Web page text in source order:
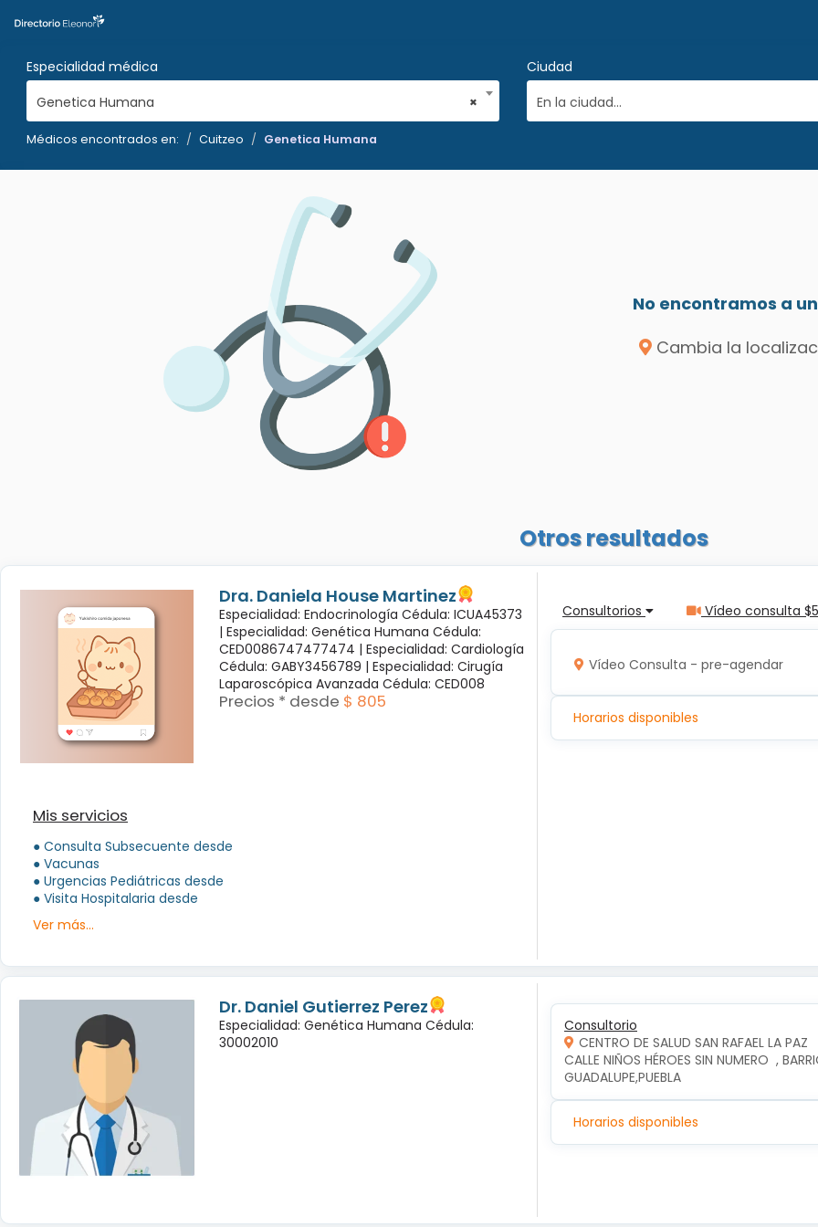
Especialidad médica
×
Genetica Humana
Ciudad
En la ciudad...
Médicos encontrados en: Cuitzeo Genetica Humana
No encontramos a
Cambia la
Otros resultados
Dra. Daniela House Martinez
Especialidad: Endocrinología Cédula: ICUA45373
| Especialidad: Genética Humana Cédula:
CED0086747477474 | Especialidad: Cardiología
Cédula: GABY3456789 | Especialidad: Cirugía
Laparoscópica Avanzada Cédula: CED008
Precios * desde $ 805
Mis servicios
● Consulta Subsecuente desde
● Vacunas
● Urgencias Pediátricas desde
● Visita Hospitalaria desde
Ver más...
Consultorios Vídeo consulta
Vídeo Consulta - pre-agendar
Horarios disponibles
Dr. Daniel Gutierrez Perez
Especialidad: Genética Humana Cédula:
30002010
Consultorio
CENTRO DE SALUD SAN RAFAEL LA PAZ
CALLE NIÑOS HÉROES SIN NUMERO  ,
GUADALUPE,PUEBLA
Horarios disponibles